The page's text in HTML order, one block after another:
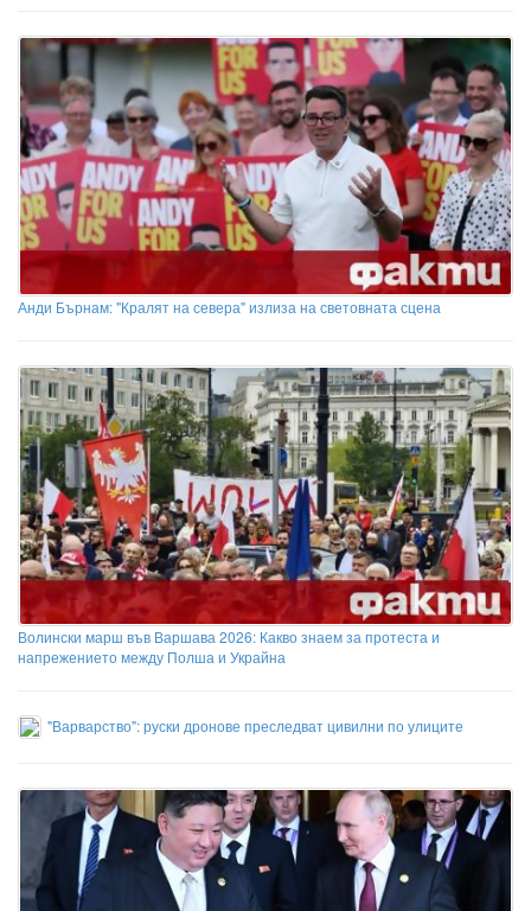
Анди Бърнам: "Кралят на севера" излиза на световната сцена
Волински марш във Варшава 2026: Какво знаем за протеста и
напрежението между Полша и Украйна
"Варварство": руски дронове преследват цивилни по улиците